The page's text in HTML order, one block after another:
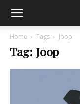
Home Tags Joop
Tag: Joop